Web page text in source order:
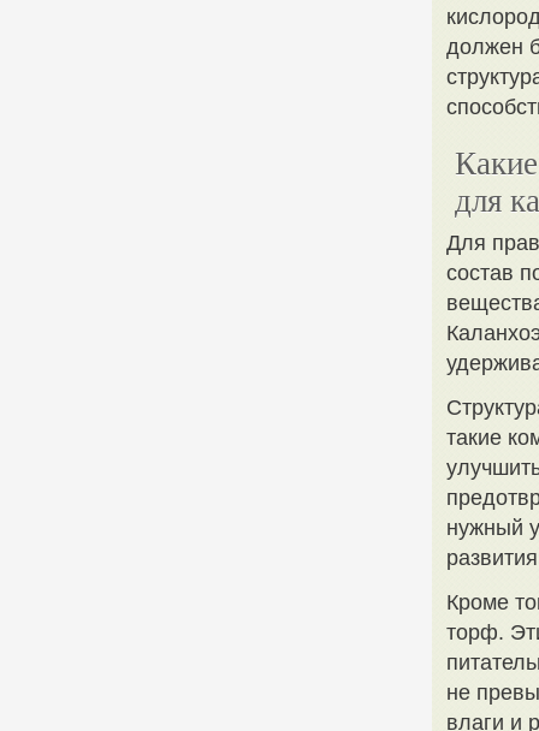
должен
для
Для
состав
такие
нужный
Кроме
торф.
не
влаги и